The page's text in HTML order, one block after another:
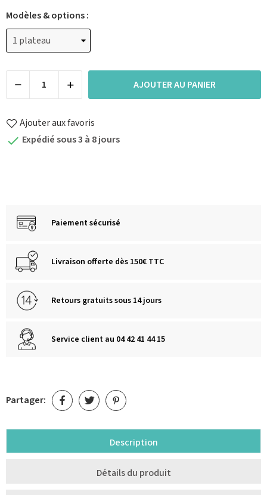
Modèles & options :
AJOUTER AU PANIER
Ajouter aux favoris
 Expédié sous 3 à 8 jours
Paiement sécurisé
Livraison offerte dès 150€ TTC
Retours gratuits sous 14 jours
Service client au 04 42 41 44 15
Partager:
Description
Détails du produit